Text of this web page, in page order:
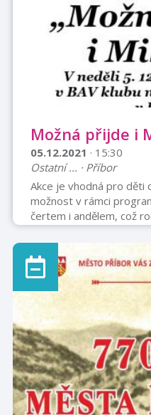
Možná přijde i
05.12.2021 · 15:30
Ostatní ... · Příbor
Akce je vhodná pro děti
možnost v rámci
čertem i andělem, což
zahrajeme, zatančíme,
dekoraci, děti mohou
písničku nebo taneček. -
Mikuláše nadílku -
pro členy kroužků BAV
Počet míst omezen -
místenky na telefonním